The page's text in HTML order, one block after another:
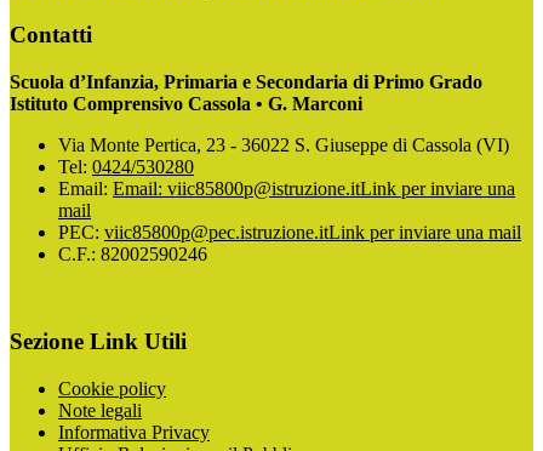
Contatti
Scuola d’Infanzia, Primaria e Secondaria di Primo Grado
Istituto Comprensivo Cassola • G. Marconi
Via Monte Pertica, 23 - 36022 S. Giuseppe di Cassola (VI)
Tel: 0424/530280
Email: Email: viic85800p@istruzione.itLink per inviare una
mail
PEC: viic85800p@pec.istruzione.itLink per inviare una mail
C.F.: 82002590246
Sezione Link Utili
Cookie policy
Note legali
Informativa Privacy